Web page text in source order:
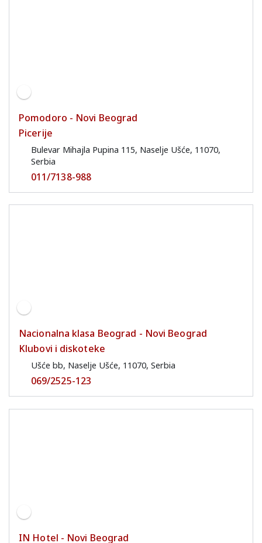
Pomodoro - Novi Beograd
Picerije
Bulevar Mihajla Pupina 115, Naselje Ušće, 11070,
Serbia
011/7138-988
Nacionalna klasa Beograd - Novi Beograd
Klubovi i diskoteke
Ušće bb, Naselje Ušće, 11070, Serbia
069/2525-123
IN Hotel - Novi Beograd